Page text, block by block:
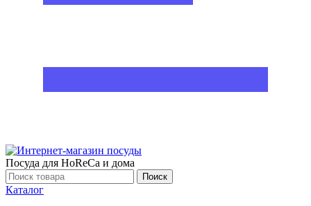
Посуда для HoReCa и дома
Поиск
Каталог